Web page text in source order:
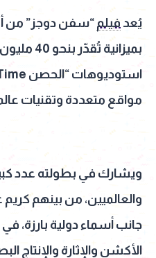
يُعد فيلم “سفن دوجز” من
بميزانية
مواقع متعددة وتقنيات
ويشارك في بطولته عدد
والعالميين، من بينهم كريم
جانب أسماء دولية بارزة،
الأكشن والإثارة والإنتاج